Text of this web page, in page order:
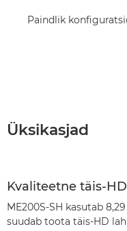
Paindlik
Üksikasjad
Kvaliteetne täis-
ME200S-SH kasutab
suudab toota täis-HD